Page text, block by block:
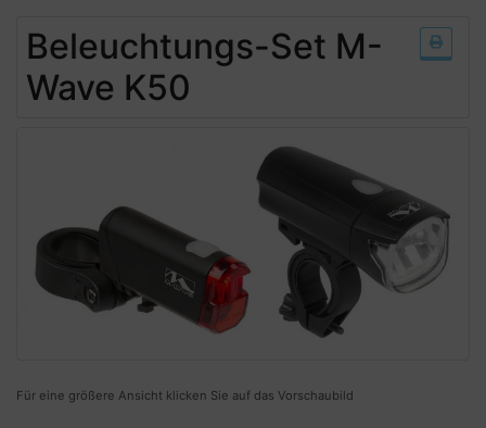
Beleuchtungs-Set M-
Wave K50
Für eine größere Ansicht klicken Sie auf das Vorschaubild